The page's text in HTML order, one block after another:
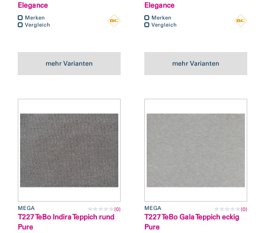
Elegance
Merken
Vergleich
mehr Varianten
Elegance
Merken
Vergleich
mehr Varianten
MEGA (0)
T227 TeBo Indira Teppich rund
Pure
MEGA (0)
T227 TeBo Gala Teppich eckig
Pure